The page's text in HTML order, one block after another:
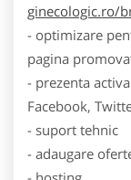
ginecologic.ro/
- optimizare
pagina
- prezenta
Facebook,
- suport tehnic
- adaugare